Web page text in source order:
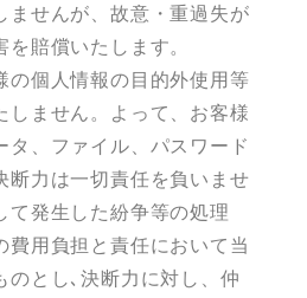
ませんが、故意・重過失が
賠償いたします。
の個人情報の目的外使用等
しません。よって、お客様
タ、ファイル、パスワード
断力は一切責任を負いませ
て発生した紛争等の処理
費用負担と責任において当
のとし､決断力に対し、仲